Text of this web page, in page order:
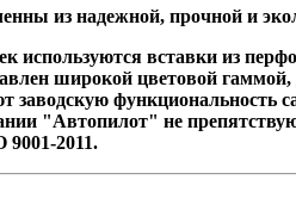
из надежной, прочной и
используются вставки из
широкой цветовой
функциональность
"Автопилот" не
2011.